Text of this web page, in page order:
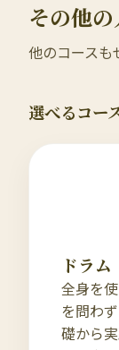
その他
他のコースも
選べるコー
ドラム
全身を
を問わ
礎から